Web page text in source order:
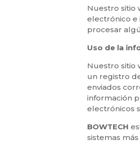
Nuestro sitio
electrónico e
procesar
Uso de la
Nuestro sitio
un registro
enviados
información
electrónicos
BOWTECH
sistemas